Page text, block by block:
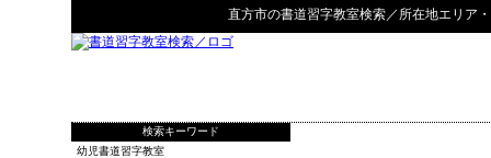
直方市の書道習字教室検索／所在地エリア
検索キーワード
幼児書道習字教室